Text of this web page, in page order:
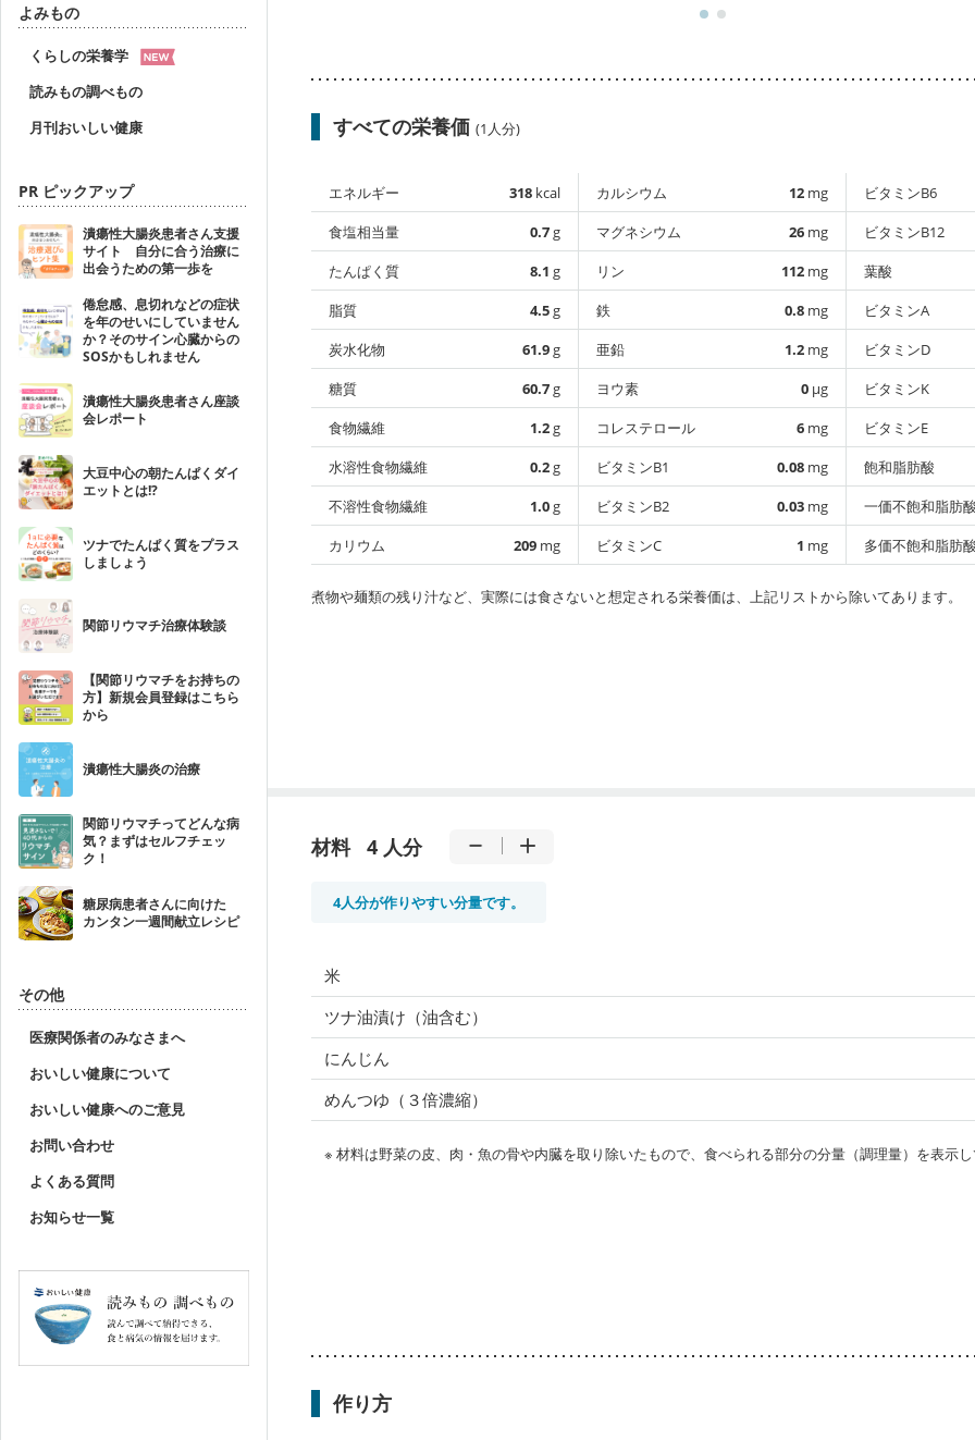
よみもの
くらしの栄養学
読みもの調べもの
月刊おいしい健康
PR ピックアップ
潰瘍性大腸炎患者さん支援
サイト 自分に合う治療に
出会うための第一歩を
倦怠感、息切れなどの症状
を年のせいにしていません
か？そのサイン心臓からの
SOSかもしれません
潰瘍性大腸炎患者さん座談
会レポート
大豆中心の朝たんぱくダイ
エットとは!?
ツナでたんぱく質をプラス
しましょう
関節リウマチ治療体験談
【関節リウマチをお持ちの
方】新規会員登録はこちら
から
潰瘍性大腸炎の治療
関節リウマチってどんな病
気？まずはセルフチェッ
ク！
糖尿病患者さんに向けた
カンタン一週間献立レシピ
その他
医療関係者のみなさまへ
おいしい健康について
おいしい健康へのご意見
お問い合わせ
よくある質問
お知らせ一覧
すべての栄養価 (1人分)
エネルギー 318 kcal
食塩相当量
0.7g
たんぱく質
8.1 g
脂質
4.5g
炭水化物
61.9g
糖質
60.7g
食物繊維
1.2g
水溶性食物繊維
0.2g
不溶性食物繊維
1.0g
カリウム
209 mg
カルシウム 12 mg
マグネシウム
26 mg
リン
112 mg
鉄
0.8 mg
亜鉛
1.2 mg
ヨウ素
0 µg
コレステロール
6 mg
ビタミンB1
0.08 mg
ビタミンB2
0.03 mg
ビタミンC
1 mg
ビタミンB6
ビタミンB12
葉酸
ビタミンA
ビタミンD
ビタミンK
ビタミンE
飽和脂肪酸
一価不飽和脂肪酸
多価不飽和脂肪酸
煮物や麺類の残り汁など、実際には食さないと想定される栄養価は、上記リストから除いてあります。
材料 4 人分
4人分が作りやすい分量です。
米
ツナ油漬け（油含む）
にんじん
めんつゆ（３倍濃縮）
※ 材料は野菜の皮、肉・魚の骨や内臓を取り除いたもので、食べられる部分の分量（調理量）を表示し
作り方